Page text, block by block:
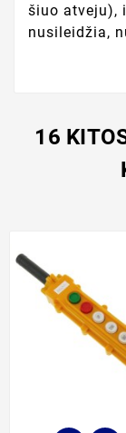
šiuo atveju),
nusileidžia,
16